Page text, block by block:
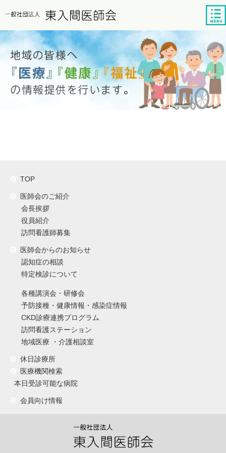
TOP
医師会のご紹介
会長挨拶
役員紹介
訪問看護師募集
医師会からのお知らせ
認知症の相談
特定検診について
各種講演会・研修会
予防接種・健康情報・感染症情報
CKD診療連携プログラム
訪問看護ステーション
地域医療 ・介護相談室
休日診療所
医療機関検索
本日受診可能な病院
会員向け情報